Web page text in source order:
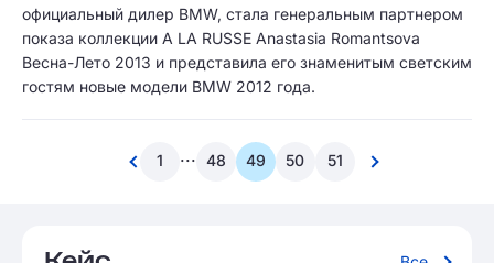
официальный дилер BMW, стала генеральным партнером
показа коллекции A LA RUSSE Anastasia Romantsova
Весна-Лето 2013 и представила его знаменитым светским
гостям новые модели BMW 2012 года.
1 ... 48 49 50 51